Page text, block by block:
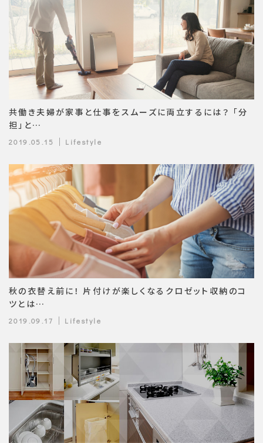
共働き夫婦が家事と仕事をスムーズに両立するには？ 「分
担」と…
2019.05.15 Lifestyle
秋の衣替え前に！ 片付けが楽しくなるクロゼット収納のコ
ツとは…
2019.09.17 Lifestyle